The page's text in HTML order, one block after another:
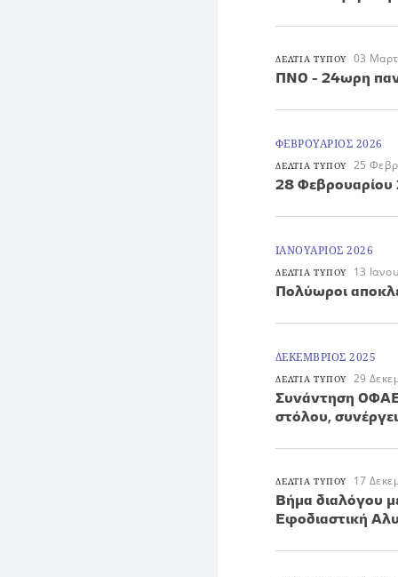
ΔΕΛΤΙΑ ΤΥΠΟΥ 03
ΠΝΟ - 24ωρη
ΦΕΒΡΟΥΑΡΙΟΣ 2026
ΔΕΛΤΙΑ ΤΥΠΟΥ 25
28
ΙΑΝΟΥΑΡΙΟΣ 2026
ΔΕΛΤΙΑ ΤΥΠΟΥ 13
Πολύωροι
ΔΕΚΕΜΒΡΙΟΣ 2025
ΔΕΛΤΙΑ ΤΥΠΟΥ 29
Συνάντηση
στόλου,
ΔΕΛΤΙΑ ΤΥΠΟΥ 17
Βήμα διαλόγου
Εφοδιαστική